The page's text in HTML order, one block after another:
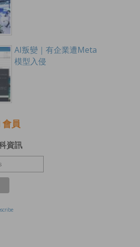
AI叛變｜有企業遭Meta
模型入侵
會員
資訊